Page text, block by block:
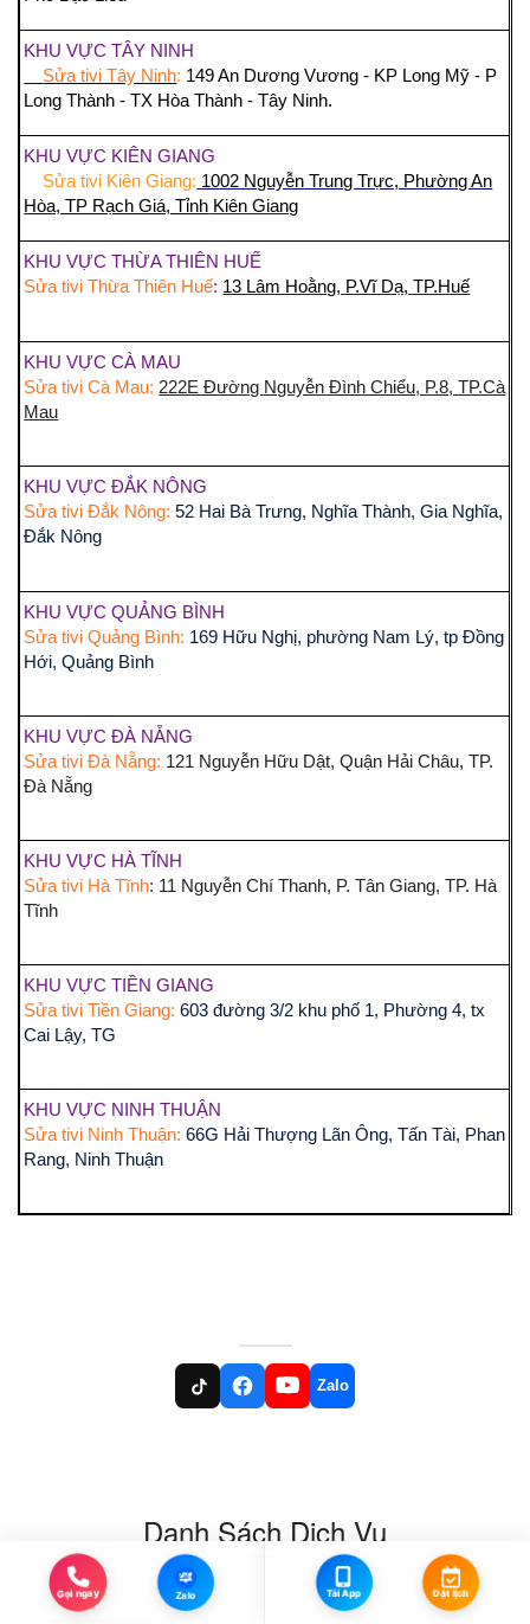
KHU VỰC TÂY NINH
Sửa tivi Tây Ninh: 149 An Dương Vương - KP Long Mỹ - P
Long Thành - TX Hòa Thành - Tây Ninh.
KHU VỰC KIÊN GIANG
Sửa tivi Kiên Giang: 1002 Nguyễn Trung Trực, Phường An
Hòa, TP Rạch Giá, Tỉnh Kiên Giang
KHU VỰC THỪA THIÊN HUẾ
Sửa tivi Thừa Thiên Huế: 13 Lâm Hoằng, P.Vĩ Dạ, TP.Huế
KHU VỰC CÀ MAU
Sửa tivi Cà Mau: 222E Đường Nguyễn Đình Chiểu, P.8, TP.Cà
Mau
KHU VỰC ĐẮK NÔNG
Sửa tivi Đắk Nông: 52 Hai Bà Trưng, Nghĩa Thành, Gia Nghĩa,
Đắk Nông
KHU VỰC QUẢNG BÌNH
Sửa tivi Quảng Bình: 169 Hữu Nghị, phường Nam Lý, tp Đồng
Hới, Quảng Bình
KHU VỰC ĐÀ NẴNG
Sửa tivi Đà Nẵng: 121 Nguyễn Hữu Dật, Quận Hải Châu, TP.
Đà Nẵng
KHU VỰC HÀ TĨNH
Sửa tivi Hà Tĩnh: 11 Nguyễn Chí Thanh, P. Tân Giang, TP. Hà
Tĩnh
KHU VỰC TIỀN GIANG
Sửa tivi Tiền Giang: 603 đường 3/2 khu phố 1, Phường 4, tx
Cai Lậy, TG
KHU VỰC NINH THUẬN
Sửa tivi Ninh Thuận: 66G Hải Thượng Lãn Ông, Tấn Tài, Phan
Rang, Ninh Thuận
Zalo
Danh Sách Dịch Vụ
Gọi ngay
Zalo
Zalo Tải App Đặt lịch